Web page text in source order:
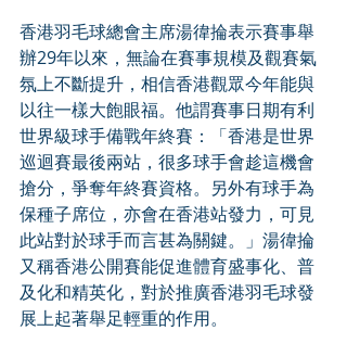
香港羽毛球總會主席湯徫掄表示賽事舉
辦29年以來，無論在賽事規模及觀賽氣
氛上不斷提升，相信香港觀眾今年能與
以往一樣大飽眼福。他謂賽事日期有利
世界級球手備戰年終賽：「香港是世界
巡迴賽最後兩站，很多球手會趁這機會
搶分，爭奪年終賽資格。另外有球手為
保種子席位，亦會在香港站發力，可見
此站對於球手而言甚為關鍵。」湯徫掄
又稱香港公開賽能促進體育盛事化、普
及化和精英化，對於推廣香港羽毛球發
展上起著舉足輕重的作用。